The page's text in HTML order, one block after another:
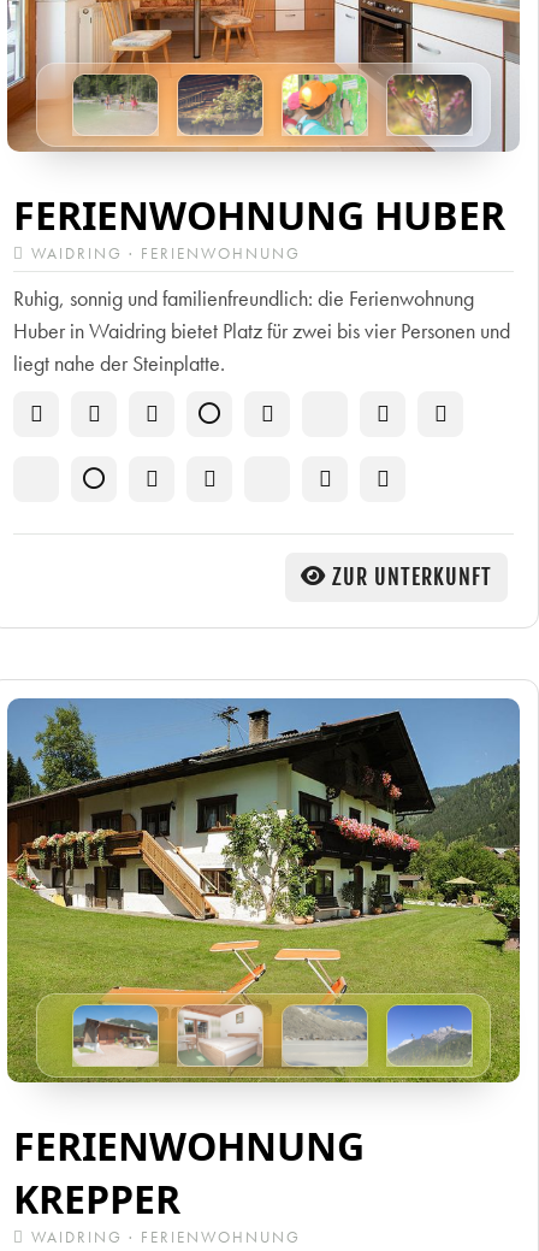
FERIENWOHNUNG HUBER
WAIDRING · FERIENWOHNUNG
Ruhig, sonnig und familienfreundlich: die Ferienwohnung
Huber in Waidring bietet Platz für zwei bis vier Personen und
liegt nahe der Steinplatte.
ZUR UNTERKUNFT
FERIENWOHNUNG
KREPPER
WAIDRING · FERIENWOHNUNG